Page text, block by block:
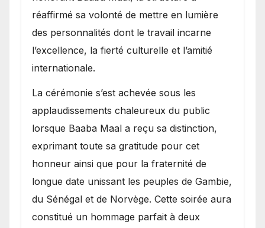
réaffirmé sa volonté de mettre en lumière
des personnalités dont le travail incarne
l’excellence, la fierté culturelle et l’amitié
internationale.
​La cérémonie s’est achevée sous les
applaudissements chaleureux du public
lorsque Baaba Maal a reçu sa distinction,
exprimant toute sa gratitude pour cet
honneur ainsi que pour la fraternité de
longue date unissant les peuples de Gambie,
du Sénégal et de Norvège. Cette soirée aura
constitué un hommage parfait à deux